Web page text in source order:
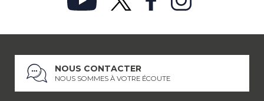
NOUS CONTACTER
NOUS SOMMES À VOTRE ÉCOUTE